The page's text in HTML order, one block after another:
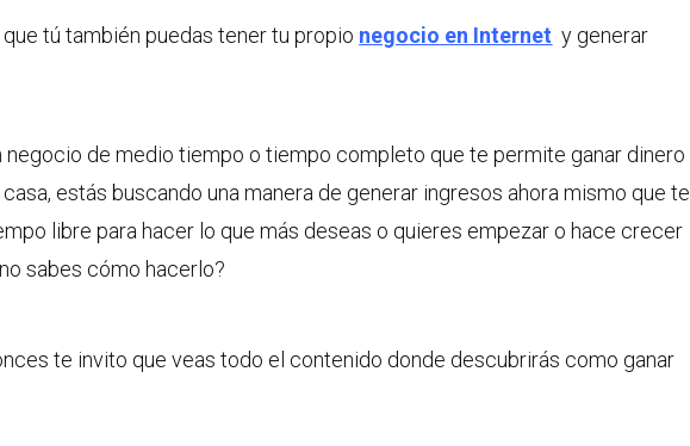
tú también puedas tener tu propio negocio en Internet y generar
negocio de medio tiempo o tiempo completo que te permite ganar dinero
estás buscando una manera de generar ingresos ahora mismo que te
libre para hacer lo que más deseas o quieres empezar o hace crecer
sabes cómo hacerlo?
te invito que veas todo el contenido donde descubrirás como ganar